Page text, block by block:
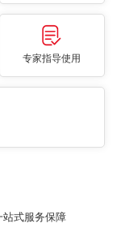
专家指导使用
站式服务保障